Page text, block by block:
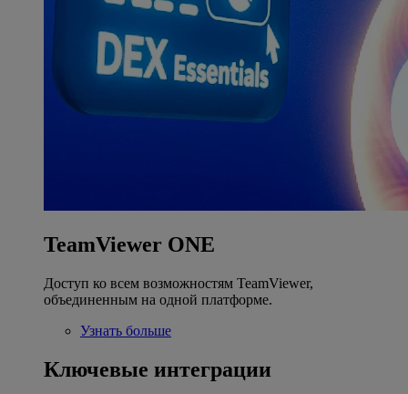
TeamViewer ONE
Доступ ко всем возможностям TeamViewer,
объединенным на одной платформе.
Узнать больше
Ключевые интеграции